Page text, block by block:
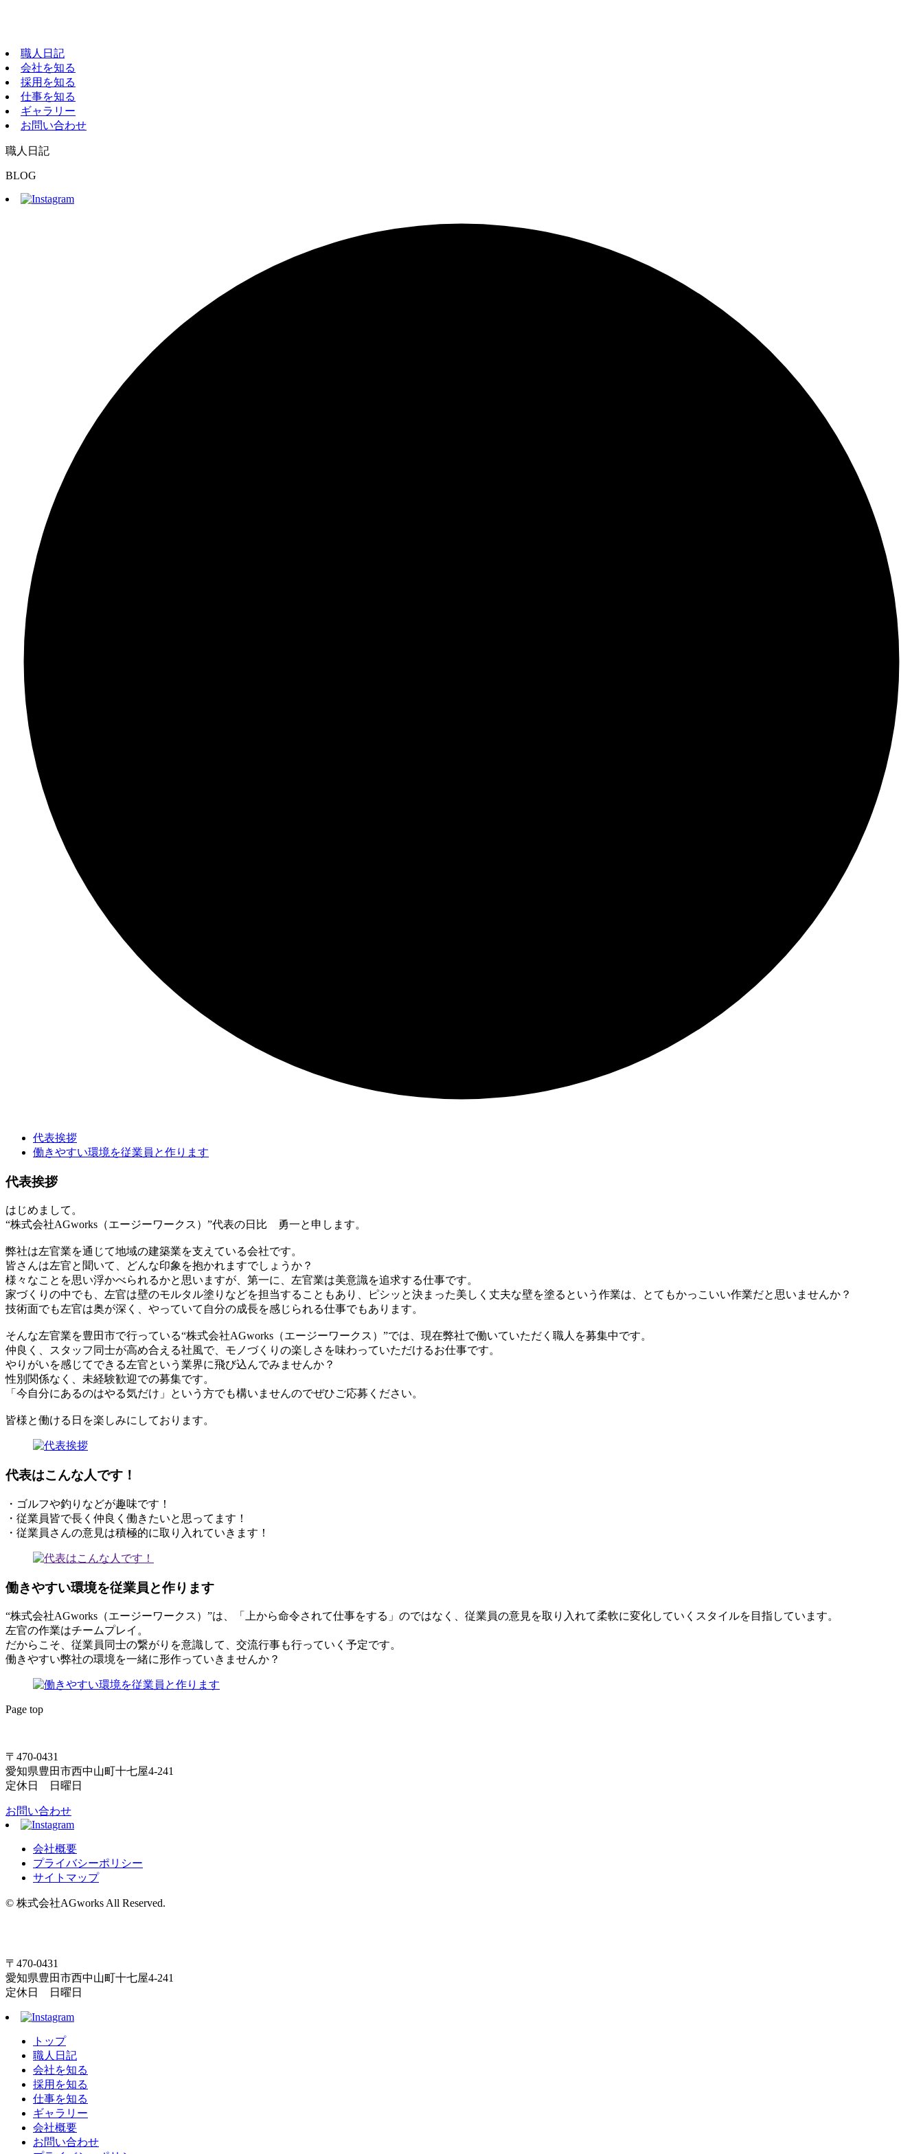
職人日記
会社を知る
採用を知る
仕事を知る
ギャラリー
お問い合わせ
職人日記
BLOG
代表挨拶
働きやすい環境を従業員と作ります
代表挨拶
はじめまして。
“株式会社AGworks（エージーワークス）”代表の日比 勇一と申します。
弊社は左官業を通じて地域の建築業を支えている会社です。
皆さんは左官と聞いて、どんな印象を抱かれますでしょうか？
様々なことを思い浮かべられるかと思いますが、第一に、左官業は美意識を追求する仕事です。
家づくりの中でも、左官は壁のモルタル塗りなどを担当することもあり、ピシッと決まった美しく丈夫な壁を塗るという作業は、とてもかっこいい作業だと思いませんか？
技術面でも左官は奥が深く、やっていて自分の成長を感じられる仕事でもあります。
そんな左官業を豊田市で行っている“株式会社AGworks（エージーワークス）”では、現在弊社で働いていただく職人を募集中です。
仲良く、スタッフ同士が高め合える社風で、モノづくりの楽しさを味わっていただけるお仕事です。
やりがいを感じてできる左官という業界に飛び込んでみませんか？
性別関係なく、未経験歓迎での募集です。
「今自分にあるのはやる気だけ」という方でも構いませんのでぜひご応募ください。
皆様と働ける日を楽しみにしております。
代表はこんな人です！
・ゴルフや釣りなどが趣味です！
・従業員皆で長く仲良く働きたいと思ってます！
・従業員さんの意見は積極的に取り入れていきます！
働きやすい環境を従業員と作ります
“株式会社AGworks（エージーワークス）”は、「上から命令されて仕事をする」のではなく、従業員の意見を取り入れて柔軟に変化していくスタイルを目指しています。
左官の作業はチームプレイ。
だからこそ、従業員同士の繋がりを意識して、交流行事も行っていく予定です。
働きやすい弊社の環境を一緒に形作っていきませんか？
Page top
〒470-0431
愛知県豊田市西中山町十七屋4-241
定休日 日曜日
お問い合わせ
会社概要
プライバシーポリシー
サイトマップ
© 株式会社AGworks All Reserved.
〒470-0431
愛知県豊田市西中山町十七屋4-241
定休日 日曜日
トップ
職人日記
会社を知る
採用を知る
仕事を知る
ギャラリー
会社概要
お問い合わせ